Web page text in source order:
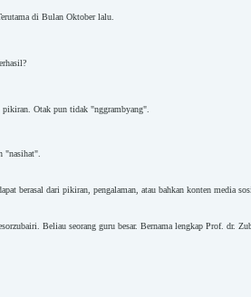
di Bulan Oktober lalu.
Otak pun tidak "nggrambyang".
"nasihat".
berasal dari pikiran, pengalaman, atau bahkan konten media
Beliau seorang guru besar. Bernama lengkap Prof. dr.